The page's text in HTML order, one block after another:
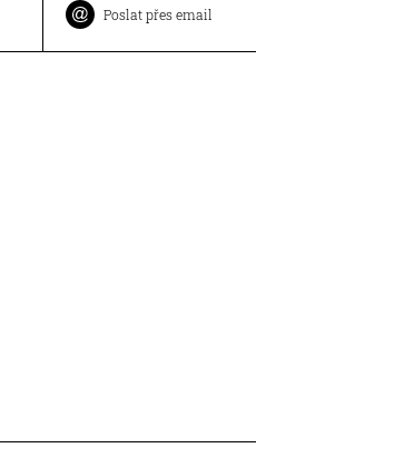
Poslat přes email